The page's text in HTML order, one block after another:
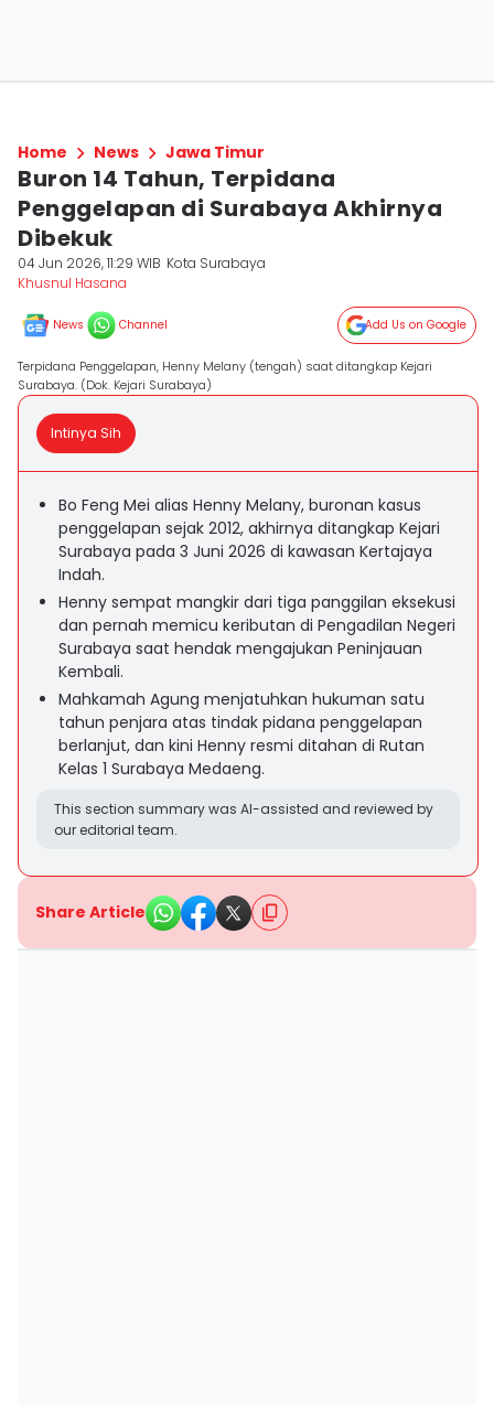
Home News Jawa Timur
Buron 14 Tahun, Terpidana
Penggelapan di Surabaya Akhirnya
Dibekuk
04 Jun 2026, 11:29 WIB Kota Surabaya
Khusnul Hasana
News Channel Add Us on Google
Terpidana Penggelapan, Henny Melany (tengah) saat ditangkap Kejari
Surabaya. (Dok. Kejari Surabaya)
Intinya Sih
Bo Feng Mei alias Henny Melany, buronan kasus
penggelapan sejak 2012, akhirnya ditangkap Kejari
Surabaya pada 3 Juni 2026 di kawasan Kertajaya
Indah.
Henny sempat mangkir dari tiga panggilan eksekusi
dan pernah memicu keributan di Pengadilan Negeri
Surabaya saat hendak mengajukan Peninjauan
Kembali.
Mahkamah Agung menjatuhkan hukuman satu
tahun penjara atas tindak pidana penggelapan
berlanjut, dan kini Henny resmi ditahan di Rutan
Kelas 1 Surabaya Medaeng.
This section summary was AI-assisted and reviewed by
our editorial team.
Share Article